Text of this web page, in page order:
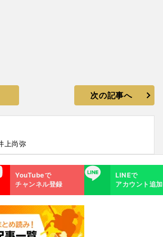
次の記事へ
上尚弥
YouTubeで
チャンネル登録
LINE
LINEで
アカウント追加